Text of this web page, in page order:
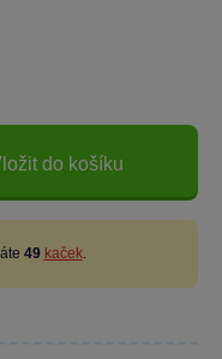
do košíku
49 kaček.